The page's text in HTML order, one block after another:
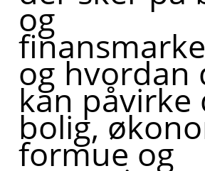
og
og hvordan
kan påvirke
bolig,
formue og